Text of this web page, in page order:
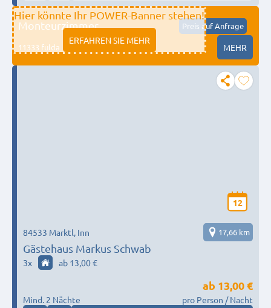
Hier könnte Ihr POWER-Banner stehen!
ERFAHREN SIE MEHR
Monteurzimmer Preis auf Anfrage
11333 fulda MEHR
12
Gästehaus Markus Schwab
84533 Marktl, Inn 17,66 km
3x ab 13,00 €
Mind. 2 Nächte
ab 13,00 €
pro Person / Nacht